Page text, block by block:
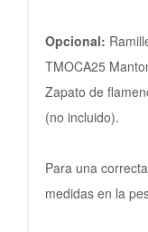
Opcional:
TMOCA25
Zapato de
(no incluido).
Para una
medidas en la